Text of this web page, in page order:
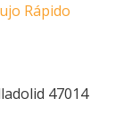
Rápido
47014